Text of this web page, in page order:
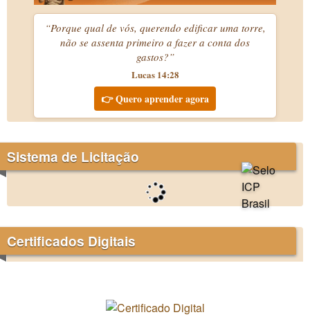
“Porque qual de vós, querendo edificar uma torre,
não se assenta primeiro a fazer a conta dos
gastos?”
Lucas 14:28
👉 Quero aprender agora
Sistema de Licitação
Certificados Digitais